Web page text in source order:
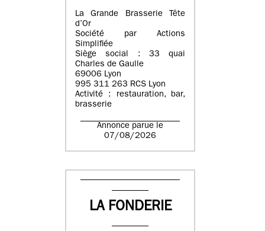
La Grande Brasserie Tête
d’Or
Société par Actions
Simplifiée
Siège social : 33 quai
Charles de Gaulle
69006 Lyon
995 311 263 RCS Lyon
Activité : restauration, bar,
brasserie
Annonce parue le
07/08/2026
LA FONDERIE